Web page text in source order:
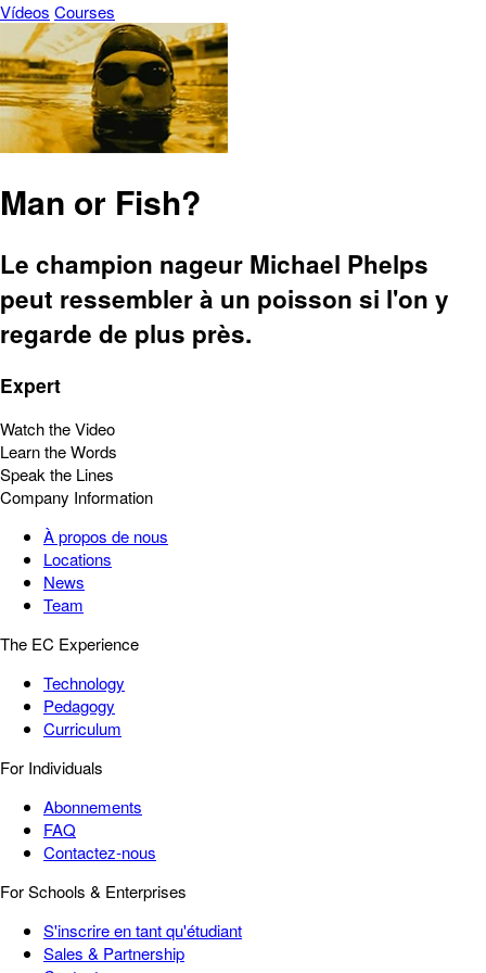
Vídeos Courses
Man or Fish?
Le champion nageur Michael Phelps
peut ressembler à un poisson si l'on y
regarde de plus près.
Expert
Watch the Video
Learn the Words
Speak the Lines
Company Information
À propos de nous
Locations
News
Team
The EC Experience
Technology
Pedagogy
Curriculum
For Individuals
Abonnements
FAQ
Contactez-nous
For Schools & Enterprises
S'inscrire en tant qu'étudiant
Sales & Partnership